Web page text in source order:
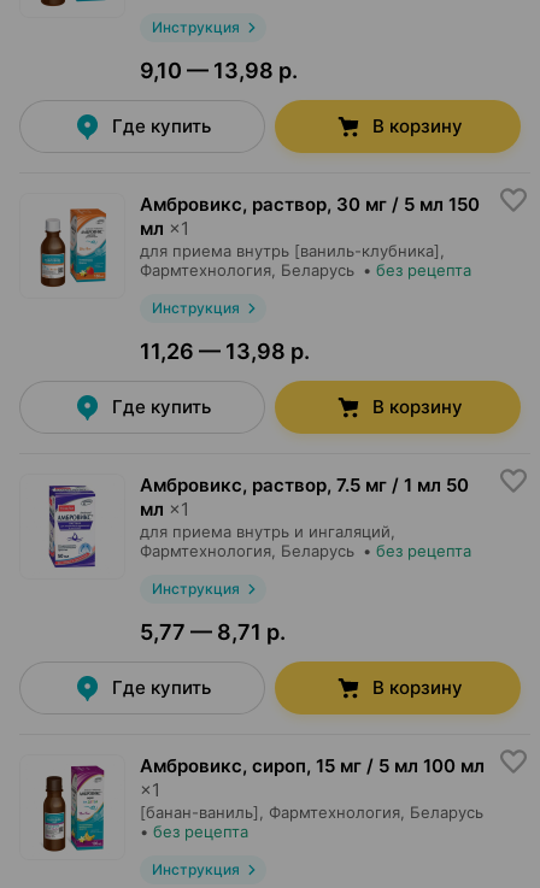
Инструкция
9,10 — 13,98 р.
Где купить В корзину
Амбровикс, раствор, 30 мг / 5 мл 150
мл ×1
для приема внутрь [ваниль-клубника],
Фармтехнология , Беларусь • без рецепта
Инструкция
11,26 — 13,98 р.
Где купить В корзину
Амбровикс, раствор, 7.5 мг / 1 мл 50
мл ×1
для приема внутрь и ингаляций,
Фармтехнология , Беларусь • без рецепта
Инструкция
5,77 — 8,71 р.
Где купить В корзину
Амбровикс, сироп, 15 мг / 5 мл 100 мл
×1
[банан-ваниль], Фармтехнология , Беларусь
• без рецепта
Инструкция